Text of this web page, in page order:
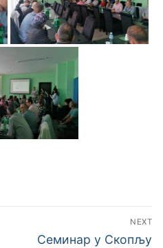
NEXT
Семинар у Скопљу